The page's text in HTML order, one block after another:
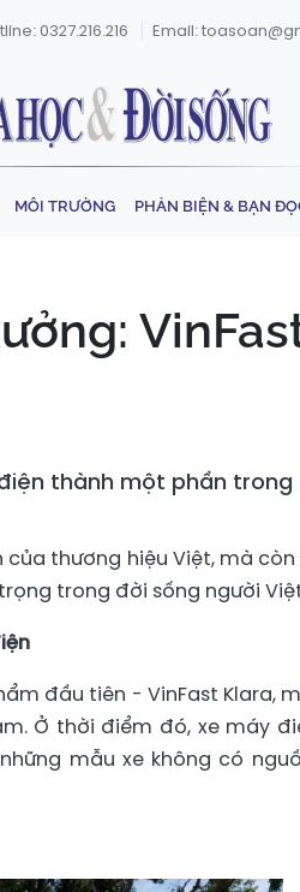
0327.216.216 Email:
MÔI TRƯỜNG PHẢN BIỆN & BẠN
thành một phần
thương hiệu Việt, mà
trong đời sống người
đầu tiên - VinFast Klara,
Ở thời điểm đó, xe máy
mẫu xe không có